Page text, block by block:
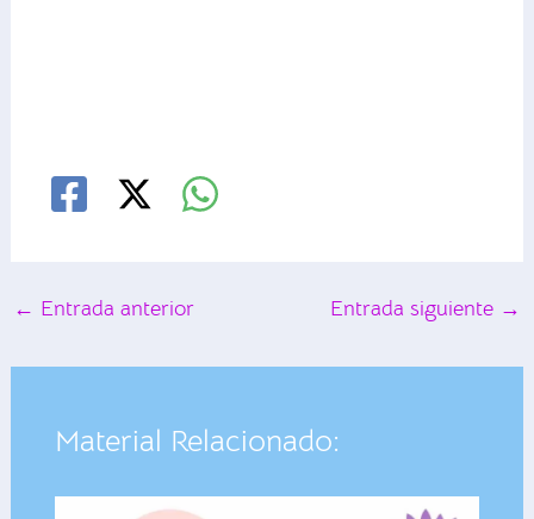
← Entrada anterior Entrada siguiente →
Material Relacionado: